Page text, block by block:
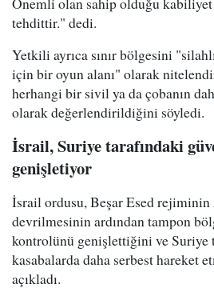
tehdittir." dedi.
Yetkili ayrıca sınır bölgesini
için bir oyun alanı" olarak
herhangi bir sivil ya da çobanın
olarak değerlendirildiğini söyledi.
İsrail, Suriye tarafındaki
genişletiyor
İsrail ordusu, Beşar Esed rejiminin
devrilmesinin ardından tampon
kontrolünü genişlettiğini ve Suriye
kasabalarda daha serbest hareket
açıkladı.